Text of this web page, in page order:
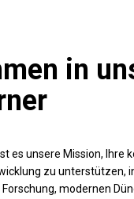
in
es unsere Mission, Ihre
zu unterstützen,
modernen